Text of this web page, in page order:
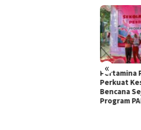
«
Pertamina
Perkuat
Bencana
Program